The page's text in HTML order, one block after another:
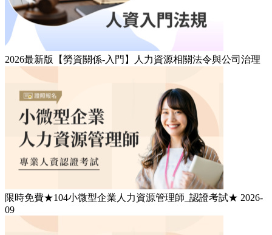
2026最新版【勞資關係-入門】人力資源相關法令與公司治理
限時免費★104小微型企業人力資源管理師_認證考試★ 2026-
09